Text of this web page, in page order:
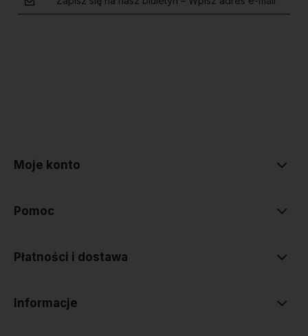
Moje konto
Pomoc
Płatności i dostawa
Informacje